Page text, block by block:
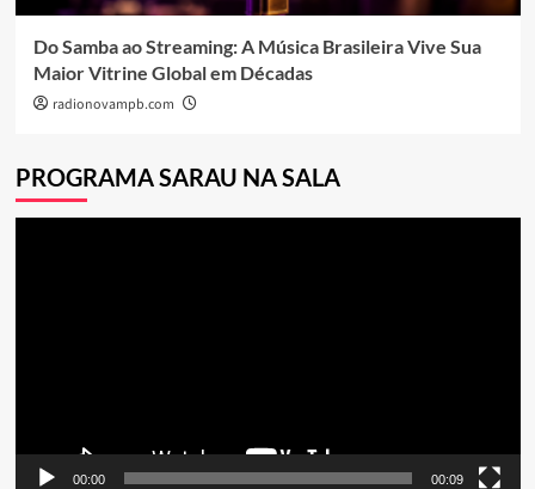
Do Samba ao Streaming: A Música Brasileira Vive Sua
Maior Vitrine Global em Décadas
radionovampb.com
PROGRAMA SARAU NA SALA
00:00 00:09